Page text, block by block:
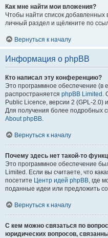
Как мне найти мои вложения?
Чтобы найти список
личный раздел и щёлкните по
Вернуться к началу
Информация о phpBB
Кто написал эту конференцию?
Это программное обеспечение (в
распространяется phpBB Limited .
Public Licence, версии 2 (GPL-2.0)
Для получения более подробных
About phpBB.
Вернуться к началу
Почему здесь нет такой-то
Это программное обеспечение
Limited. Если вы считаете, что
посетите Центр идей phpBB, где
поданные идеи или предложить
Вернуться к началу
С кем можно связаться по
юридических вопросов,